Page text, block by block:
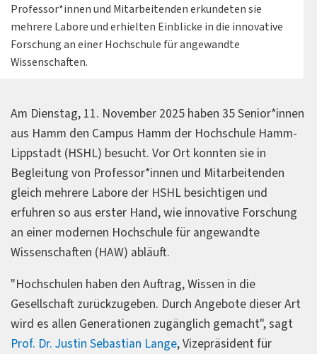
Professor*innen und Mitarbeitenden erkundeten sie
mehrere Labore und erhielten Einblicke in die innovative
Forschung an einer Hochschule für angewandte
Wissenschaften.
Am Dienstag, 11. November 2025 haben 35 Senior*innen
aus Hamm den Campus Hamm der Hochschule Hamm-
Lippstadt (HSHL) besucht. Vor Ort konnten sie in
Begleitung von Professor*innen und Mitarbeitenden
gleich mehrere Labore der HSHL besichtigen und
erfuhren so aus erster Hand, wie innovative Forschung
an einer modernen Hochschule für angewandte
Wissenschaften (HAW) abläuft.
"Hochschulen haben den Auftrag, Wissen in die
Gesellschaft zurückzugeben. Durch Angebote dieser Art
wird es allen Generationen zugänglich gemacht", sagt
Prof. Dr. Justin Sebastian Lange, Vizepräsident für